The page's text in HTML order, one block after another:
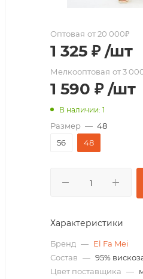
Оптовая от 20 000₽
1 325 ₽ /шт
Мелкооптовая от 3
1 590 ₽ /шт
В наличии: 1
Размер — 48
56
48
Характеристики
Бренд — El Fa Mei
Состав — 95%
Цвет поставщика —